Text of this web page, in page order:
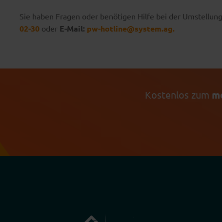
Sie haben Fragen oder benötigen Hilfe bei der
02-30 oder E-Mail: pw-hotline@system.ag.
Kostenlos zum